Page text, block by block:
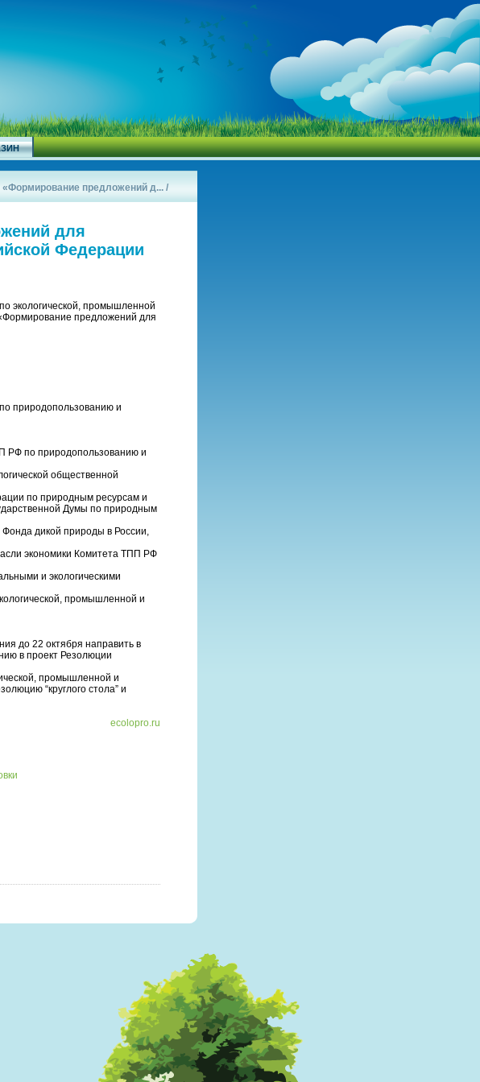
«Формирование предложений д... /
для
Федерации
экологической, промышленной
предложений для
природопользованию и
РФ по природопользованию и
общественной
по природным ресурсам и
Думы по природным
дикой природы в России,
экономики Комитета ТПП РФ
и экологическими
промышленной и
до 22 октября направить в
в проект Резолюции
промышленной и
“круглого стола” и
ecolopro.ru